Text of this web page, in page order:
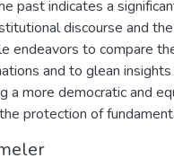
past indicates a
discourse and
endeavors to compare
and to glean
a more democratic and
protection of